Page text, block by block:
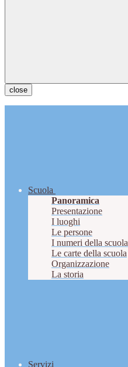
close
Scuola
Panoramica
Presentazione
I luoghi
Le persone
I numeri della scuola
Le carte della scuola
Organizzazione
La storia
Servizi